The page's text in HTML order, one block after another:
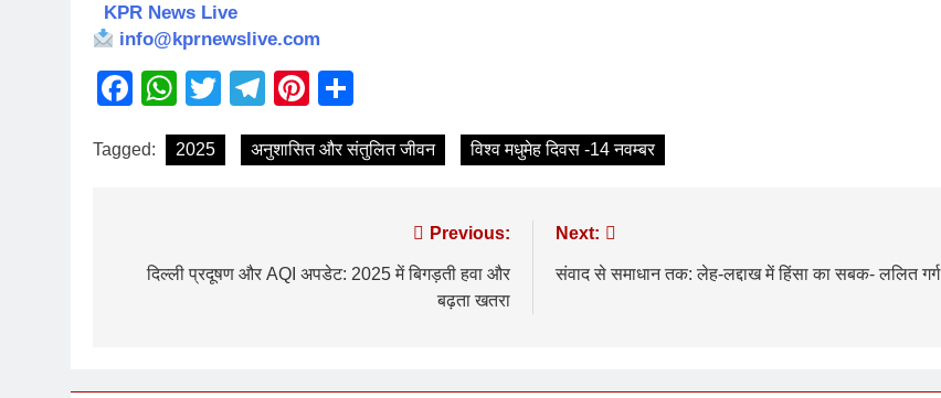
KPR News Live
info@kprnewslive.com
Facebook
WhatsApp
TwitterTelegram
Pinterest
Tagged: 2025 अनुशासित और संतुलित जीवन विश्व मधुमेह दिवस -14 नवम्बर
Previous:
दिल्ली प्रदूषण और AQI अपडेट: 2025 में बिगड़ती हवा और
बढ़ता खतरा
Next:
संवाद से समाधान तक: लेह-लद्दाख में हिंसा का सबक- ललित गर्ग